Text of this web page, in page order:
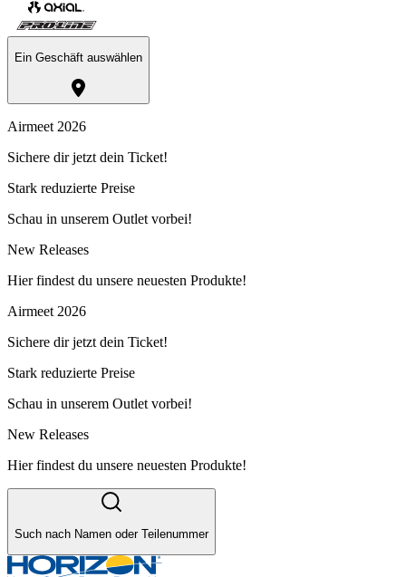
Ein Geschäft auswählen
Airmeet 2026
Sichere dir jetzt dein Ticket!
Stark reduzierte Preise
Schau in unserem Outlet vorbei!
New Releases
Hier findest du unsere neuesten Produkte!
Airmeet 2026
Sichere dir jetzt dein Ticket!
Stark reduzierte Preise
Schau in unserem Outlet vorbei!
New Releases
Hier findest du unsere neuesten Produkte!
Such nach Namen oder Teilenummer